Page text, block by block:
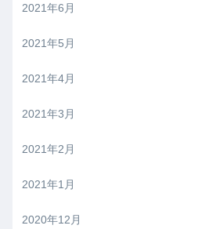
2021年6月
2021年5月
2021年4月
2021年3月
2021年2月
2021年1月
2020年12月